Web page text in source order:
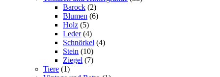
Barock (2)
Blumen (6)
Holz (5)
Leder (4)
Schnörkel (4)
Stein (10)
Ziegel (7)
Tiere (1)